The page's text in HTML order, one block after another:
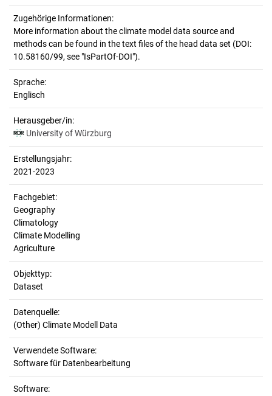
Zugehörige Informationen:
More information about the climate model data source and
methods can be found in the text files of the head data set (DOI:
10.58160/99, see "IsPartOf-DOI").
Sprache:
Englisch
Herausgeber/in:
University of Würzburg
Erstellungsjahr:
2021-2023
Fachgebiet:
Geography
Climatology
Climate Modelling
Agriculture
Objekttyp:
Dataset
Datenquelle:
(Other) Climate Modell Data
Verwendete Software:
Software für Datenbearbeitung
Software: